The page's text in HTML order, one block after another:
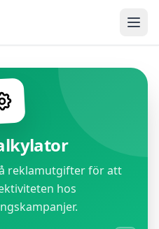
reklamutgifter för att
hos